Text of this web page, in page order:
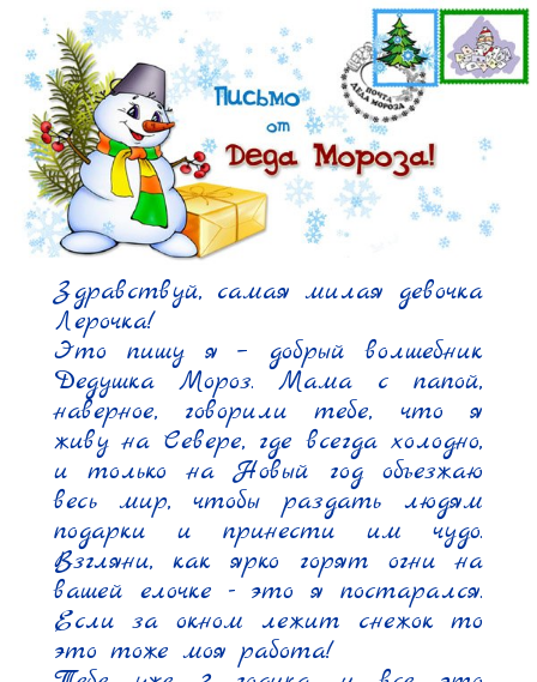
Здравствуй, самая милая девочка
Лерочка!
Это пишу я – добрый волшебник
Дедушка Мороз. Мама с папой,
наверное, говорили тебе, что я
живу на Севере, где всегда холодно,
и только на Новый год объезжаю
весь мир, чтобы раздать людям
подарки и принести им чудо.
Взгляни, как ярко горят огни на
вашей елочке - это я постарался.
Если за окном лежит снежок то
это тоже моя работа!